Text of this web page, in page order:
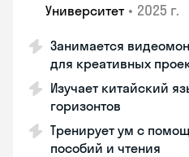
Университет • 2025 г.
Занимается
для креативных
Изучает китайский
горизонтов
Тренирует ум с
пособий и чтения